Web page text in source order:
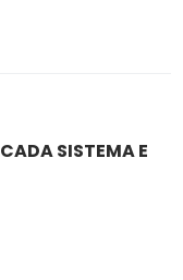
SISTEMA E